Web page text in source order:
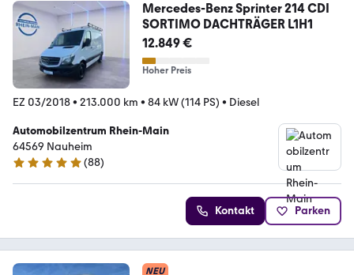
Mercedes-Benz Sprinter 214 CDI
SORTIMO DACHTRÄGER L1H1
12.849 €
Hoher Preis
EZ 03/2018• 213.000 km • 84 kW (114 PS) • Diesel
Automobilzentrum Rhein-Main
64569 Nauheim
4.9 Sterne
(88)
Kontakt Parken
NEU